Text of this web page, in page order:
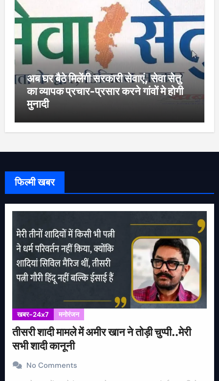
अब घर बैठे मिलेंगी सरकारी सेवाएं, सेवा सेतु
का व्यापक प्रचार-प्रसार करने गांवों मे होगी
मुनादी
फिल्मी खबर
खबर-24x7 मनोरंजन
तीसरी शादी मामले में अमीर खान ने तोड़ी चुप्पी..मेरी
सभी शादी कानूनी
No Comments